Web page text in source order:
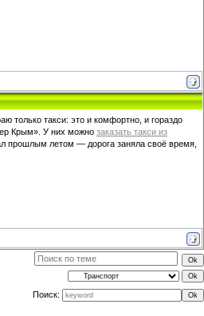
только такси: это и комфортно, и гораздо
Крым». У них можно заказать такси из
прошлым летом — дорога заняла своё время,
Поиск: